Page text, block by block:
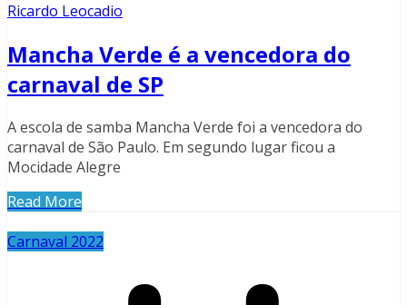
Ricardo Leocadio
Mancha Verde é a vencedora do
carnaval de SP
A escola de samba Mancha Verde foi a vencedora do
carnaval de São Paulo. Em segundo lugar ficou a
Mocidade Alegre
Read More
Carnaval 2022